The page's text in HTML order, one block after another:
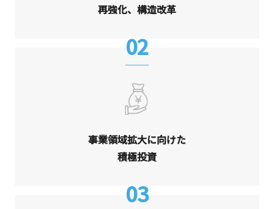
再強化、構造改革
02
事業領域拡大に向けた
積極投資
03